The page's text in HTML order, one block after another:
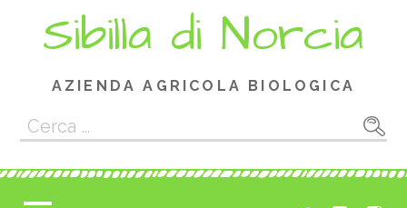
Sibilla di Norcia
AZIENDA AGRICOLA BIOLOGICA
Ricerca
per: